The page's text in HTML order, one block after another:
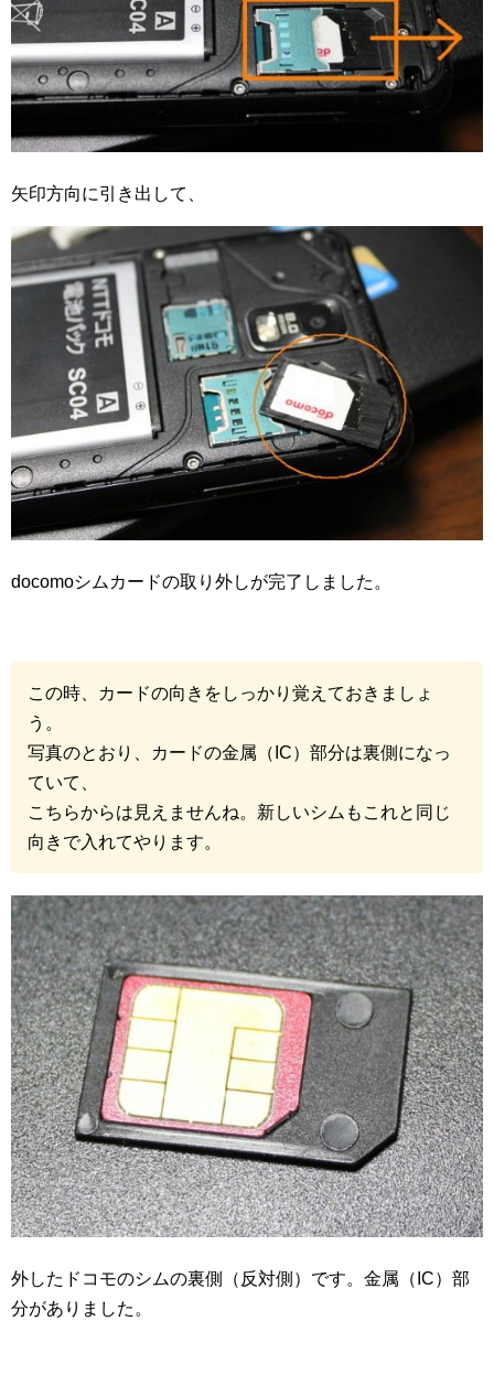
矢印方向に引き出して、
docomoシムカードの取り外しが完了しました。
この時、カードの向きをしっかり覚えておきましょ
う。
写真のとおり、カードの金属（IC）部分は裏側になっ
ていて、
こちらからは見えませんね。新しいシムもこれと同じ
向きで入れてやります。
外したドコモのシムの裏側（反対側）です。金属（IC）部
分がありました。